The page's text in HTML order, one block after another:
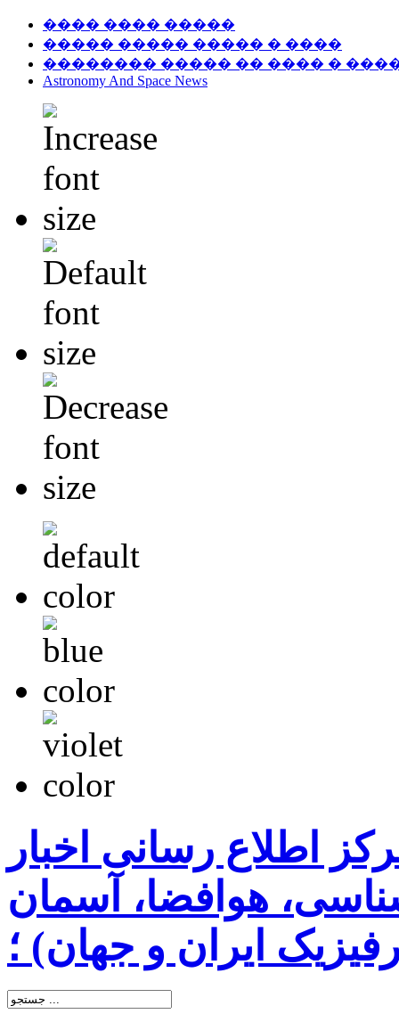
���� ���� �����
����� ����� ����� � ����
�������� ����� �� ���� �
Astronomy And Space News
اطلاع رسانی اخبار
هوافضا، آسمان
ایران و جهان) ؛